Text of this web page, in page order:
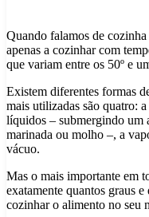
Quando falamos de
apenas a cozinhar com
que variam entre os 50º e
Existem diferentes formas
mais utilizadas são quatro:
líquidos – submergindo
marinada ou molho –, a
vácuo.
Mas o mais importante em
exatamente quantos graus
cozinhar o alimento no seu